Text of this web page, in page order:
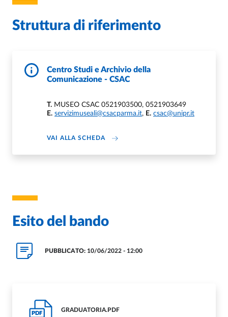
Struttura di riferimento
Centro Studi e Archivio della
Comunicazione - CSAC
T. MUSEO CSAC 0521903500, 0521903649
E. servizimuseali@csacparma.it, E. csac@unipr.it
VAI ALLA SCHEDADI CENTRO STUDI E ARCHIVIO
Esito del bando
PUBBLICATO: 10/06/2022 - 12:00
PDF
GRADUATORIA.PDF